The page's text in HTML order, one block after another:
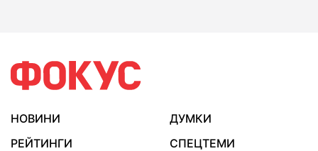
НОВИНИ
ДУМКИ
РЕЙТИНГИ
СПЕЦТЕМИ